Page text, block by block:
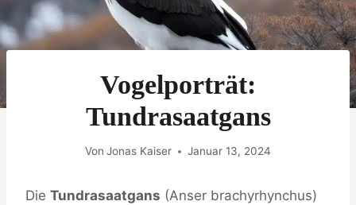
Vogelporträt:
Tundrasaatgans
Von Jonas Kaiser Januar 13, 2024
Die Tundrasaatgans (Anser brachyrhynchus)